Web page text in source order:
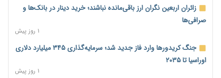
زائران اربعین نگران ارز باقی‌مانده نباشند؛ خرید دینار در بانک‌ها و
صرافی‌ها
۱ روز پیش
جنگ کریدورها وارد فاز جدید شد؛ سرمایه‌گذاری ۳۴۵ میلیارد دلاری
اوراسیا تا ۲۰۳۵
۱ روز پیش